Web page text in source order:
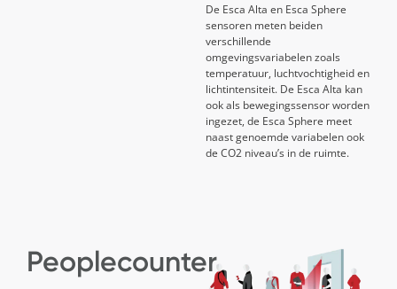
De Esca Alta en Esca Sphere
sensoren meten beiden
verschillende
omgevingsvariabelen zoals
temperatuur, luchtvochtigheid en
lichtintensiteit. De Esca Alta kan
ook als bewegingssensor worden
ingezet, de Esca Sphere meet
naast genoemde variabelen ook
de CO2 niveau’s in de ruimte.
Peoplecounter